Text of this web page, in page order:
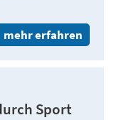
mehr erfahren
Sport